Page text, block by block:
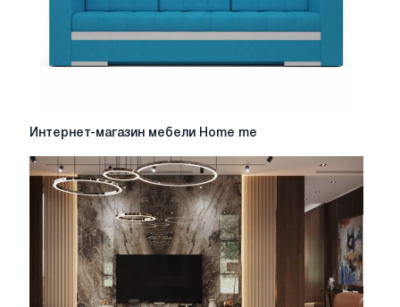
качественной
установкой?
Интернет-
мебели
Home
Интернет-магазин мебели Home me